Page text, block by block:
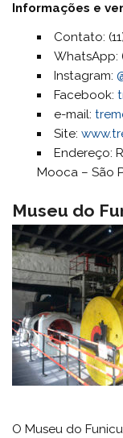
Informações e
Contato:
WhatsApp:
Instagram:
Facebook:
e-mail:
Site:
Endereço:
Mooca – São
Museu do
O Museu do